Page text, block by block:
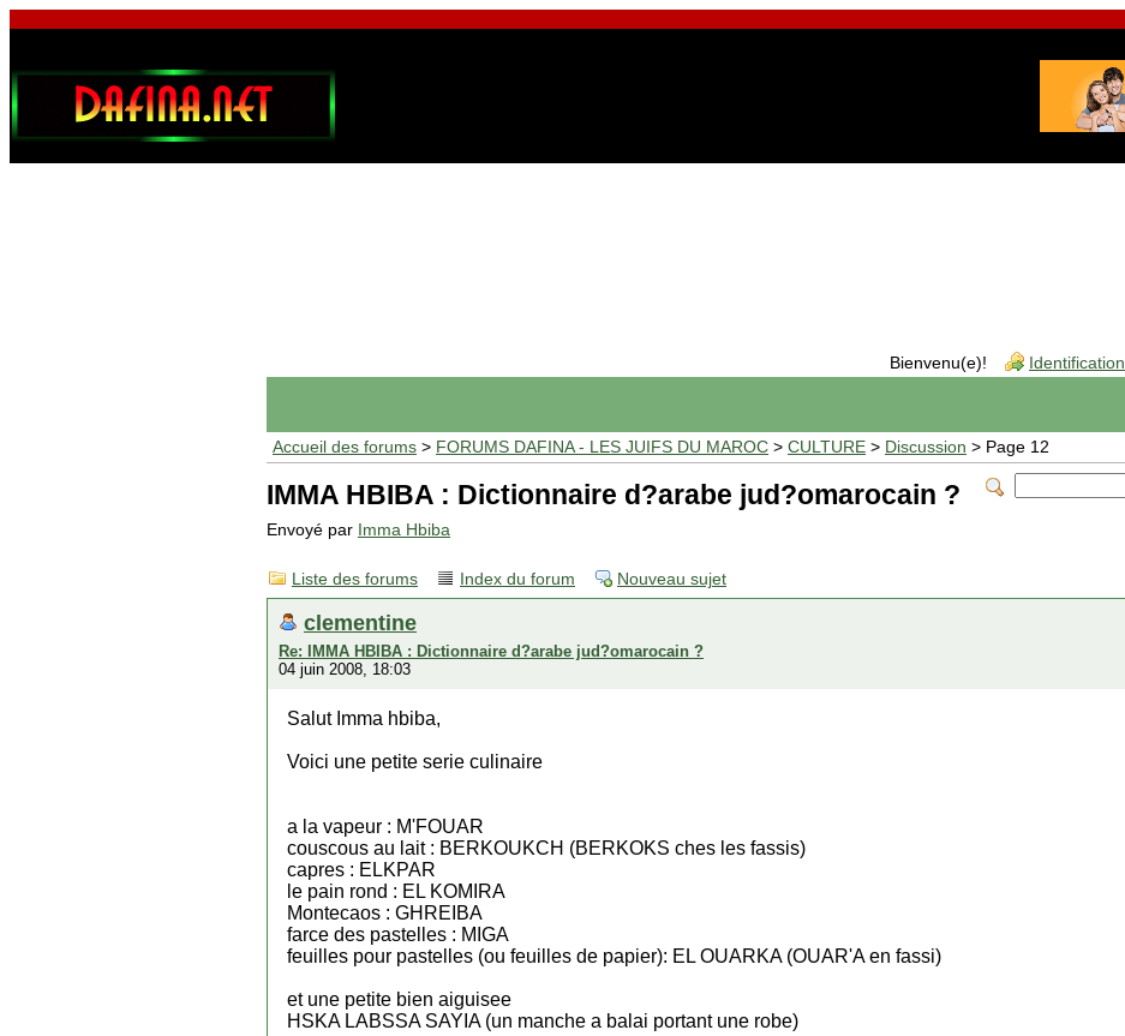
Bienvenu(e)! Identification
Accueil des forums > FORUMS DAFINA - LES JUIFS DU MAROC > CULTURE > Discussion > Page 12
IMMA HBIBA : Dictionnaire d?arabe jud?omarocain ?
Envoyé par Imma Hbiba
Liste des forums Index du forum Nouveau sujet
clementine
Re: IMMA HBIBA : Dictionnaire d?arabe jud?omarocain ?
04 juin 2008, 18:03
Salut Imma hbiba,
Voici une petite serie culinaire
a la vapeur : M'FOUAR
couscous au lait : BERKOUKCH (BERKOKS ches les fassis)
capres : ELKPAR
le pain rond : EL KOMIRA
Montecaos : GHREIBA
farce des pastelles : MIGA
feuilles pour pastelles (ou feuilles de papier): EL OUARKA (OUAR'A en fassi)
et une petite bien aiguisee
HSKA LABSSA SAYIA (un manche a balai portant une robe)